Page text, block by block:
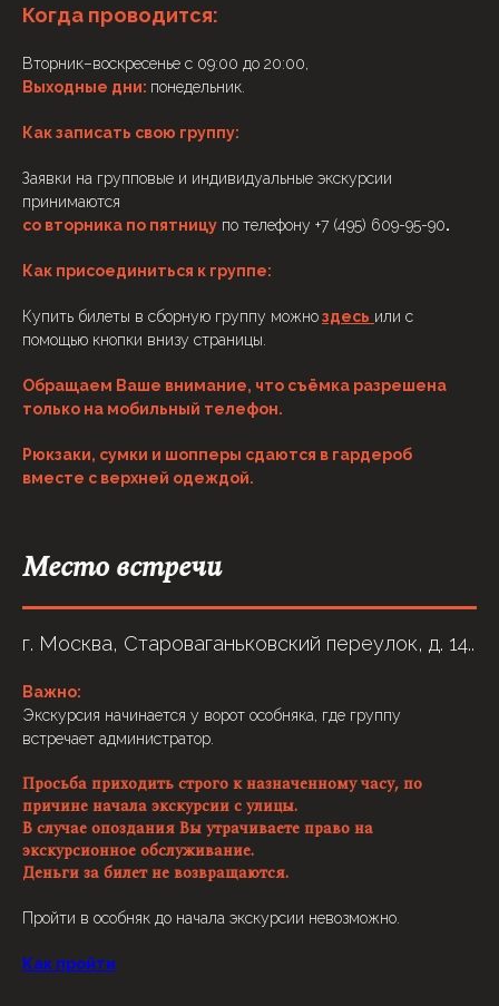
Когда проводится:
Вторник–воскресенье с 09:00 до 20:00,
Выходные дни: понедельник.
Как записать свою группу:
Заявки на групповые и индивидуальные экскурсии
принимаются
со вторника по пятницу по телефону +7 (495) 609-95-90.
Как присоединиться к группе:
Купить билеты в сборную группу можноздесь или с
помощью кнопки внизу страницы.
Обращаем Ваше внимание, что съёмка разрешена
только на мобильный телефон.
Рюкзаки, сумки и шопперы сдаются в гардероб
вместе с верхней одеждой.
Место встречи
г. Москва, Староваганьковский переулок, д. 14..
Важно:
Экскурсия начинается у ворот особняка, где группу
встречает администратор.
Просьба приходить строго к назначенному часу, по
причине начала экскурсии с улицы.
В случае опоздания Вы утрачиваете право на
экскурсионное обслуживание.
Деньги за билет не возвращаются.
Пройти в особняк до начала экскурсии невозможно.
Как пройти